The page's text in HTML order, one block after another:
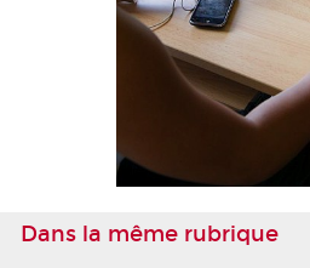
Dans la même rubrique